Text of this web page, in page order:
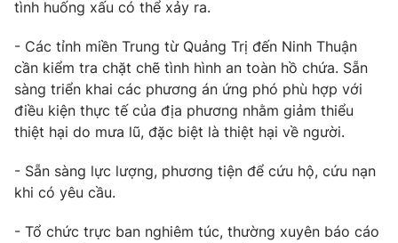
Giải sao mai
Chất lượng cuộc sống
Giáo dục
Tuyển sinh
Học trực tuyến
Công nghệ
Hitech Công nghệ tương lai
Sản phẩm
Thị trường
Giao lưu trực tuyến
Lịch phát sóng
Chuyên mục khác
tình huống xấu có thể xảy ra.
- Các tỉnh miền Trung từ Quảng Trị đến Ninh Thuận
cần kiểm tra chặt chẽ tình hình an toàn hồ chứa. Sẵn
sàng triển khai các phương án ứng phó phù hợp với
điều kiện thực tế của địa phương nhằm giảm thiểu
thiệt hại do mưa lũ, đặc biệt là thiệt hại về người.
- Sẵn sàng lực lượng, phương tiện để cứu hộ, cứu nạn
khi có yêu cầu.
- Tổ chức trực ban nghiêm túc, thường xuyên báo cáo